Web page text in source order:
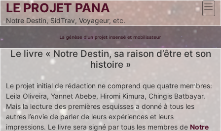
LE PROJET PANA
Notre Destin, SidTrav, Voyageur, etc.
Le livre « Notre Destin, sa raison d’être et son
histoire »
Le projet initial de rédaction ne comprend que quatre membres:
Leila Oliveira, Yannet Abebe, Hiromi Kimura, Chingis Batbayar.
Mais la lecture des premières esquisses a donné à tous les
autres l’envie de parler de leurs expériences et leurs
impressions. Le livre sera signé par tous les membres deNotre